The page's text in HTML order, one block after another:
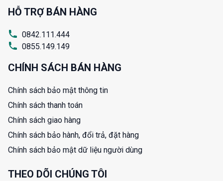
HỖ TRỢ BÁN HÀNG
0842.111.444
0855.149.149
CHÍNH SÁCH BÁN HÀNG
Chính sách bảo mật thông tin
Chính sách thanh toán
Chính sách giao hàng
Chính sách bảo hành, đổi trả, đặt hàng
Chính sách bảo mật dữ liệu người dùng
THEO DÕI CHÚNG TÔI